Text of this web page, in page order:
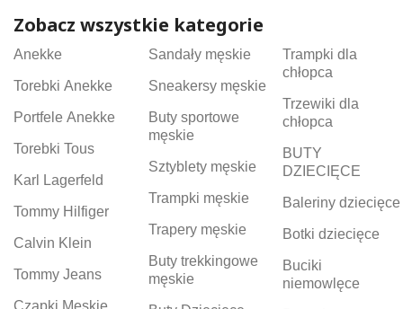
Zobacz wszystkie kategorie
Anekke
Torebki Anekke
Portfele Anekke
Torebki Tous
Karl Lagerfeld
Tommy Hilfiger
Calvin Klein
Tommy Jeans
Czapki Męskie
Sandały męskie
Sneakersy męskie
Buty sportowe
męskie
Sztyblety męskie
Trampki męskie
Trapery męskie
Buty trekkingowe
męskie
Trampki dla
chłopca
Trzewiki dla
chłopca
BUTY
DZIECIĘCE
Baleriny dziecięce
Botki dziecięce
Buciki
niemowlęce